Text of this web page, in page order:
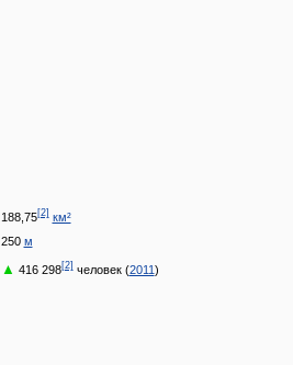
188,75[2] км²
250 м
▲ 416 298[2]человек (2011)